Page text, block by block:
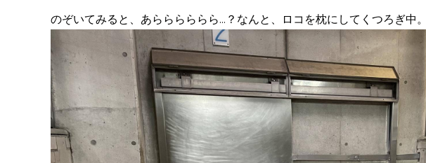
のぞいてみると、あらららららら...？なんと、ロコを枕にしてくつろぎ中。